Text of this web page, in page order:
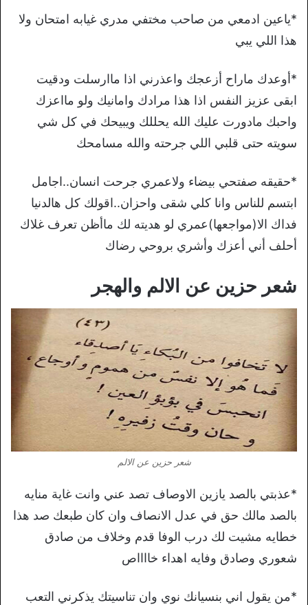
*ياعين ادمعي من صاحب مختفي مدري غيابه امتحان ولا
هذا اللي يبي
*أوعدك ماراح أزعجك واعذرني اذا ماارسلت ودقيت
ابقى عزيز النفس اذا هذا مرادك وامانيك ولو مااعزك
واحبك مادورت عليك الله يحللك ويبيحك في كل شي
سويته حتى قلبي اللي جرحته والله مسامحك
*حقيقه صفتحي بيضاء ولاعمري جرحت انسان..اجامل
ابتسم للناس وانا كلي شقى واحزان..اقولك كل هالدنيا
فداك الا(مواجعها)عمري لو هديته لك ماأظن تعرف غلاك
أحلف أني أعزك وأشري بروحي رضاك
شعر حزين عن الالم والهجر
شعر حزين عن الالم
*عذبتي بالصد يازين الاوصاف تصد عني وانت غاية منايه
بالصد مالك حق في عدل الانصاف وان كان طبعك صد هذا
خطايه مشيت لك درب الوفا قدم وخلاف من صادق
شعوري وصادق وفايه اهداء خااااص
*من يقول اني بنسيانك نوي وان تناسيتك يذكرني التعب